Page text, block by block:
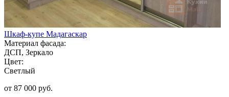
Шкаф-купе Мадагаскар
Материал фасада:
ДСП, Зеркало
Цвет:
Светлый
от 87 000 руб.